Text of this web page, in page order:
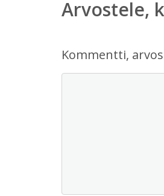
Arvostele,
Kommentti,